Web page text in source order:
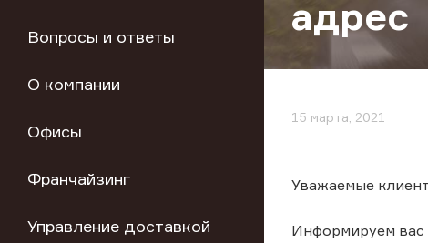
Вопросы и ответы
О компании
Офисы
Франчайзинг
Управление доставкой
адрес
15 марта, 2021
Уважаемые
Информируем вас